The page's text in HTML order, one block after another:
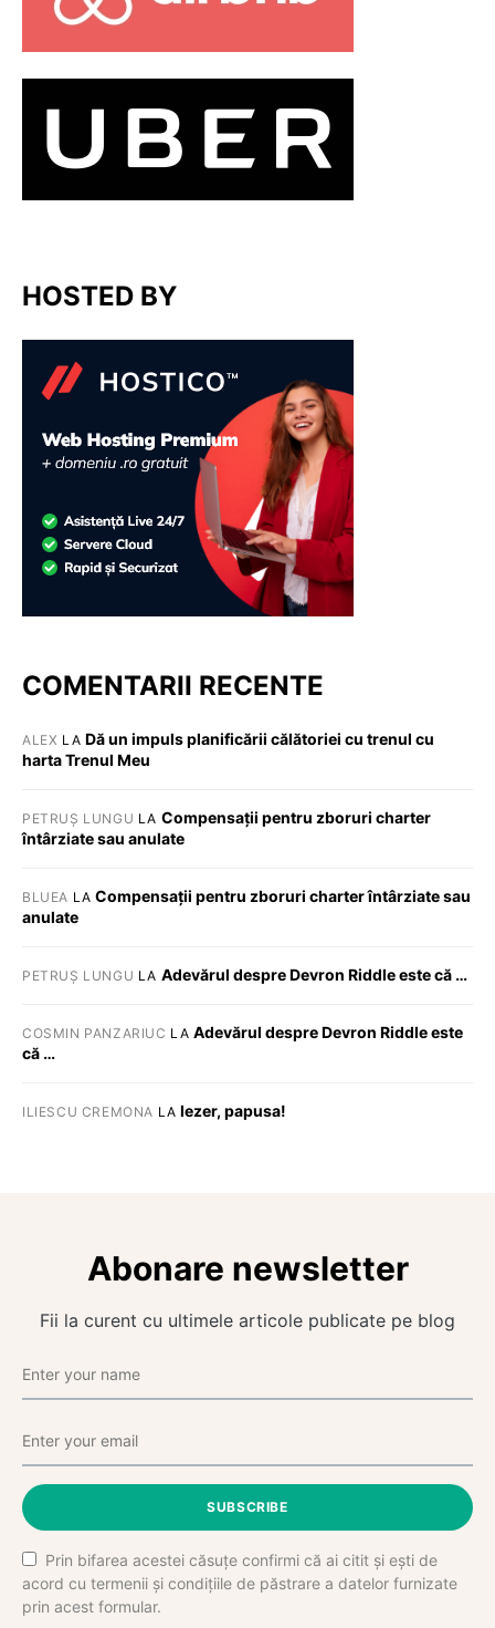
HOSTED BY
COMENTARII RECENTE
ALEX LA Dă un impuls planificării călătoriei cu trenul cu
harta Trenul Meu
PETRUȘ LUNGU LA Compensații pentru zboruri charter
întârziate sau anulate
BLUEA LACompensații pentru zboruri charter întârziate sau
anulate
PETRUȘ LUNGU LA Adevărul despre Devron Riddle este că …
COSMIN PANZARIUC LA Adevărul despre Devron Riddle este
că …
ILIESCU CREMONA LA Iezer, papusa!
Abonare newsletter
Fii la curent cu ultimele articole publicate pe blog
SUBSCRIBE
Prin bifarea acestei căsuțe confirmi că ai citit și ești de
acord cu termenii și condițiile de păstrare a datelor furnizate
prin acest formular.